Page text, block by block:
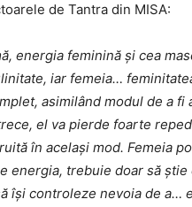
de Tantra din MISA:
energia feminină și cea
iar femeia…
asimilând modul de a
el va pierde foarte
în același mod. Femeia
energia, trebuie doar să
își controleze nevoia de a…